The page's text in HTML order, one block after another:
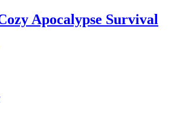
Apocalypse Survival